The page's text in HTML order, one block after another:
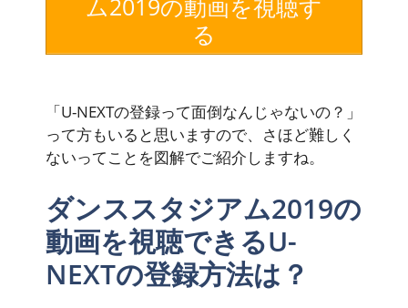
る
「U-NEXTの登録って面倒なんじゃないの？」
って方もいると思いますので、さほど難しく
ないってことを図解でご紹介しますね。
ダンススタジアム2019の
動画を視聴できるU-
NEXTの登録方法は？